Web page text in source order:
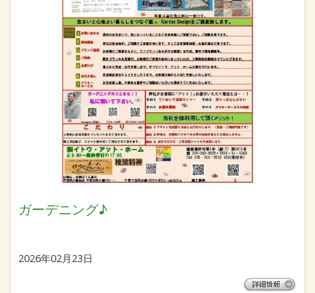
ガーデニング♪
2026年02月23日